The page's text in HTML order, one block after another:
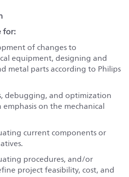
for:
ofchanges to
equipment, designing and
metal parts according to Philips
debugging, and optimization
on the mechanical
currentcomponentsor
procedures, and/or
project feasibility, cost, and